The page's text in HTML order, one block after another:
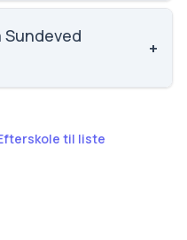
for Sundeved
+
til liste